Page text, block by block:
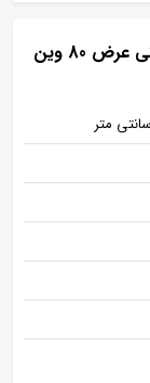
مشخصات فنی یخچال روی میزکار 150 سانتی عرض 80 وین